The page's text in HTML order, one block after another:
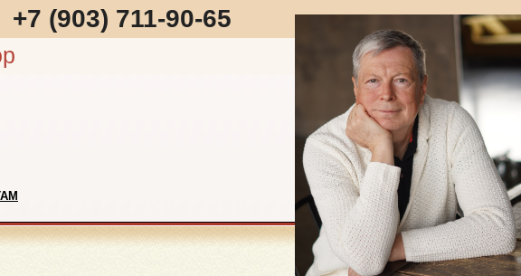
+7 (903) 711-90-65